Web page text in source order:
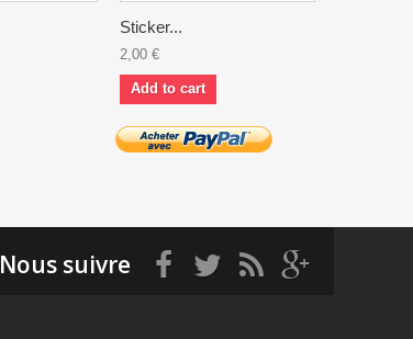
Sticker...
2,00 €
Add to cart
Nous suivre